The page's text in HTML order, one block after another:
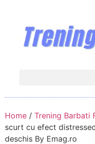
Home / Trening Barbati
scurt cu efect
deschis By Emag.ro